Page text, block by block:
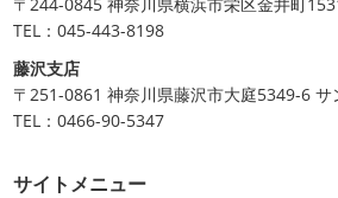
TEL：045-443-8198
藤沢支店
〒251-0861 神奈川県藤沢市大庭5349-6
TEL：0466-90-5347
サイトメニュー